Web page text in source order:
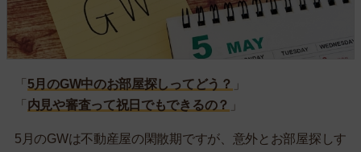
「 5月のGW中のお部屋探しってどう？ 」
「 内見や審査って祝日でもできるの？ 」
5月のGWは不動産屋の閑散期ですが、意外とお部屋探しす